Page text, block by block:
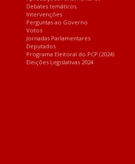
Debates temáticos
Intervenções
Perguntas ao Governo
Votos
Jornadas Parlamentares
Deputados
Programa Eleitoral do PCP (2024)
Eleições Legislativas 2024